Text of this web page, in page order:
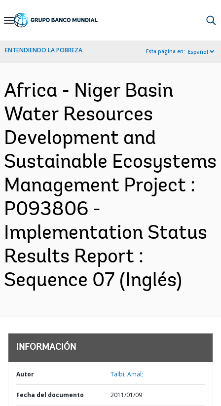
Skip
Navigation
ENTENDIENDO LA POBREZA Esta página en: Español
Africa - Niger Basin
Water Resources
Development and
Sustainable Ecosystems
Management Project :
P093806 -
Implementation Status
Results Report :
Sequence 07 (Inglés)
INFORMACIÓN
Autor Talbi, Amal;
Fecha del documento 2011/01/09